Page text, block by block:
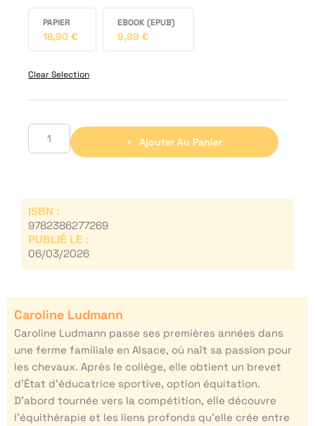
PAPIER
18,90 €
EBOOK (EPUB)
9,99 €
Clear Selection
Ajouter Au Panier
ISBN :
9782386277269
PUBLIÉ LE :
06/03/2026
Caroline Ludmann
Caroline Ludmann passe ses premières années dans
une ferme familiale en Alsace, où naît sa passion pour
les chevaux. Après le collège, elle obtient un brevet
d’État d’éducatrice sportive, option équitation.
D’abord tournée vers la compétition, elle découvre
l’équithérapie et les liens profonds qu’elle crée entre